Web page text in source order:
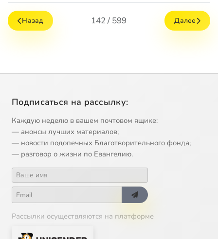
Назад 142 / 599 Далее
Подписаться на рассылку:
Каждую неделю в вашем почтовом ящике:
— анонсы лучших материалов;
— новости подопечных Благотворительного фонда;
— разговор о жизни по Евангелию.
Рассылки осуществляются на платформе